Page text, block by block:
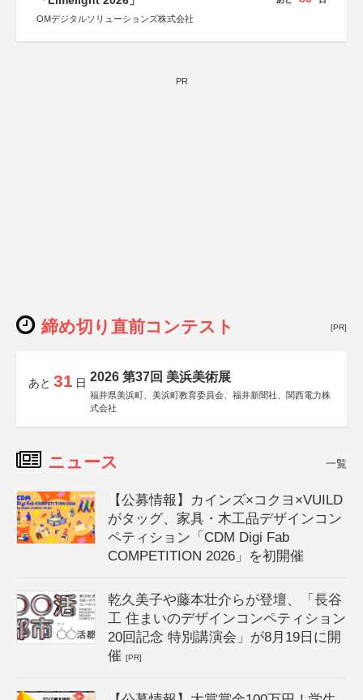
OMデジタルソリューションズ株式会社
PR
締め切り直前コンテスト [PR]
あと 31 日 2026 第37回 美浜美術展
福井県美浜町、美浜町教育委員会、福井新聞社、関西電力株
式会社
ニュース 一覧
【公募情報】カインズ×コクヨ×VUILD
がタッグ、家具・木工品デザインコン
ペティション「CDM Digi Fab
COMPETITION 2026」を初開催
乾久美子や藤本壮介らが登壇、「長谷
工 住まいのデザインコンペティション
20回記念 特別講演会」が8月19日に開
催[PR]